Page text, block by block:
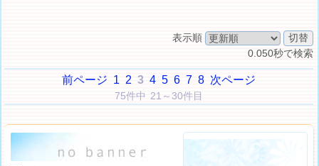
表示順
0.050秒で検索
前ページ 1 2 3 4 5 6 7 8 次ページ
75件中 21～30件目